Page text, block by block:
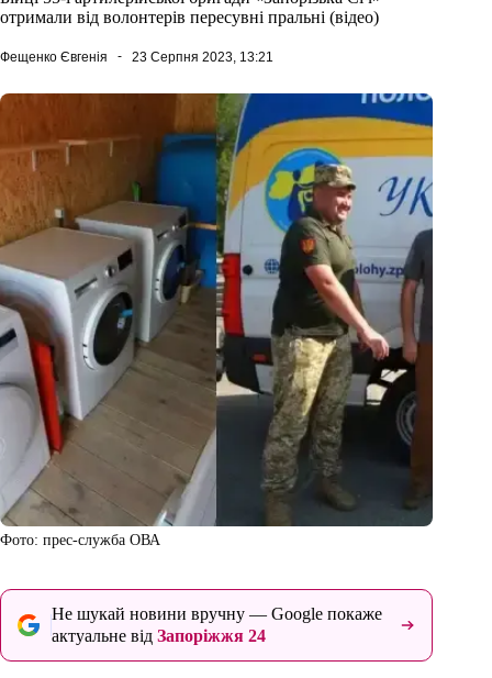
отримали від волонтерів пересувні пральні (відео)
Фещенко Євгенія 23 Серпня 2023, 13:21
Фото: прес-служба ОВА
Не шукай новини вручну — Google покаже
актуальне від Запоріжжя 24